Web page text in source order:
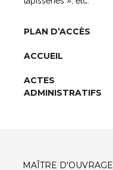
PLAN D’ACCÈS
ACCUEIL
ACTES
ADMINISTRATIFS
MAÎTRE D'OUVRAGE